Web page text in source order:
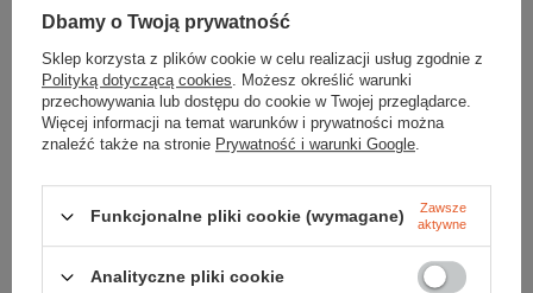
Listwa termiczna
tak
Opcja zamka
prawy
T comfort [°C]
2
T extreme [°C]
-20
Dbamy o Twoją prywatność
Sklep korzysta z plików cookie w celu realizacji usług zgodnie z
Polityką dotyczącą cookies. Możesz określić warunki
przechowywania lub dostępu do cookie w Twojej przeglądarce.
Więcej informacji na temat warunków i prywatności można
znaleźć także na stronie Prywatność i warunki Google.
Funkcjonalne pliki cookie (wymagane)
Zawsze
aktywne
Analityczne pliki cookie